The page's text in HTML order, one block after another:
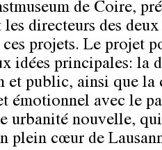
de Coire,
les directeurs des
ces projets. Le projet
idées principales: la
et public, ainsi que la
émotionnel avec le
urbanité nouvelle,
plein cœur de